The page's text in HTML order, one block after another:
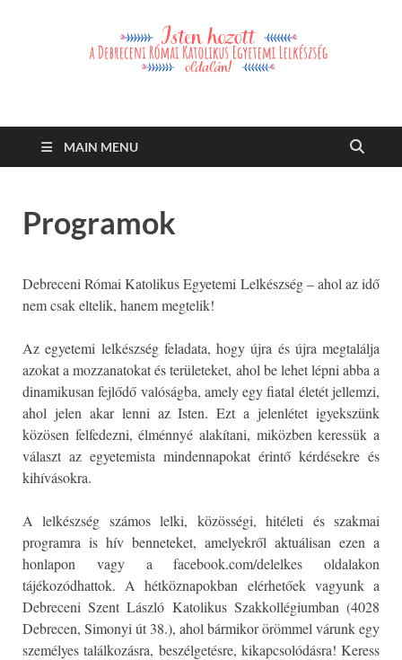
Debreceni Római
Katolikus Egyetemi
Lelkészség
Katolikus Szent László Szakkollégium hírei, eseményei
MAIN MENU
Programok
Debreceni Római Katolikus Egyetemi Lelkészség – ahol az idő
nem csak eltelik, hanem megtelik!
Az egyetemi lelkészség feladata, hogy újra és újra megtalálja
azokat a mozzanatokat és területeket, ahol be lehet lépni abba a
dinamikusan fejlődő valóságba, amely egy fiatal életét jellemzi,
ahol jelen akar lenni az Isten. Ezt a jelenlétet igyekszünk
közösen felfedezni, élménnyé alakítani, miközben keressük a
választ az egyetemista mindennapokat érintő kérdésekre és
kihívásokra.
A lelkészség számos lelki, közösségi, hitéleti és szakmai
programra is hív benneteket, amelyekről aktuálisan ezen a
honlapon vagy a facebook.com/delelkes oldalakon
tájékozódhattok. A hétköznapokban elérhetőek vagyunk a
Debreceni Szent László Katolikus Szakkollégiumban (4028
Debrecen, Simonyi út 38.), ahol bármikor örömmel várunk egy
személyes találkozásra, beszélgetésre, kikapcsolódásra! Keress